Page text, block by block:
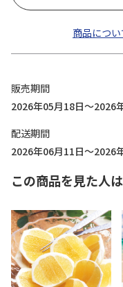
商品につ
販売期間
2026年05月18日～2026
配送期間
2026年06月11日～2026
この商品を見た人